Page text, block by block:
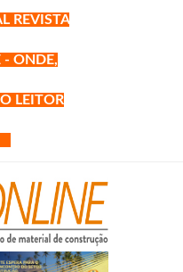
REVISTA
ONDE,
LEITOR